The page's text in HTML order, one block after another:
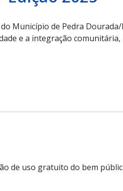
Município de Pedra
e a integração comunitária,
de uso gratuito do bem